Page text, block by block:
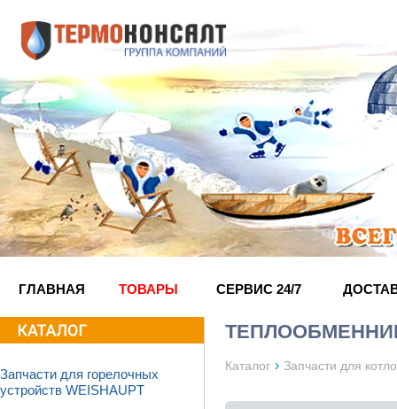
ГЛАВНАЯ ТОВАРЫ СЕРВИС 24/7
Запчасти для горелочных
устройств WEISHAUPT
Каталог › Запчасти для